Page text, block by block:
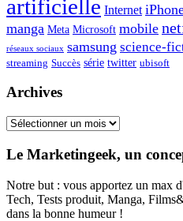
artificielle Internet
manga Meta Microsoft mobile
réseaux sociaux samsung science-
streaming Succès série twitter ubisoft
Archives
Archives
Le Marketingeek, un
Notre but : vous apportez un max
Tech, Tests produit, Manga,
dans la bonne humeur !